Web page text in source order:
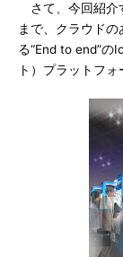
さて、今回紹介
まで、クラウド
る“End to end”の
ト）プラットフ